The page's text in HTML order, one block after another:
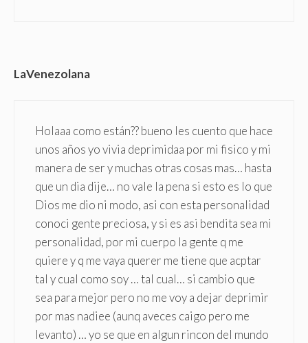
LaVenezolana
Holaaa como están?? bueno les cuento que hace
unos años yo vivia deprimidaa por mi fisico y mi
manera de ser y muchas otras cosas mas… hasta
que un dia dije… no vale la pena si esto es lo que
Dios me dio ni modo, asi con esta personalidad
conoci gente preciosa, y si es asi bendita sea mi
personalidad, por mi cuerpo la gente q me
quiere y q me vaya querer me tiene que acptar
tal y cual como soy … tal cual… si cambio que
sea para mejor pero no me voy a dejar deprimir
por mas nadiee (aunq aveces caigo pero me
levanto) … yo se que en algun rincon del mundo